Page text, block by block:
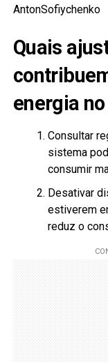
AntonSofiychenko
Quais
energia
Consultar
sistema
consumir
Desativar
estiverem
reduz o